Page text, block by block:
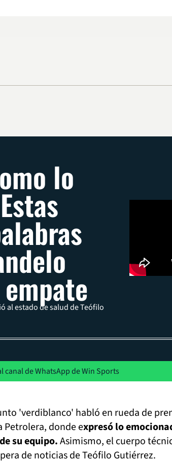
lo
al estado de salud de Teófilo
canal de WhatsApp de Win Sports
'verdiblanco' habló en rueda de
Petrolera, donde expresó lo
su equipo.Asimismo, el cuerpo
de noticias de Teófilo Gutiérrez.